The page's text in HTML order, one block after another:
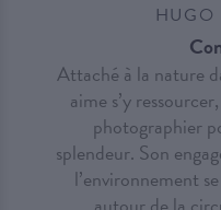
HUGO
Attaché à la nature
aime s’y
photographier
splendeur. Son
l’environnement